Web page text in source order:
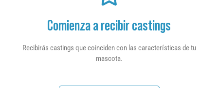
Comienza a recibir castings
Recibirás castings que coinciden con las características de tu
mascota.